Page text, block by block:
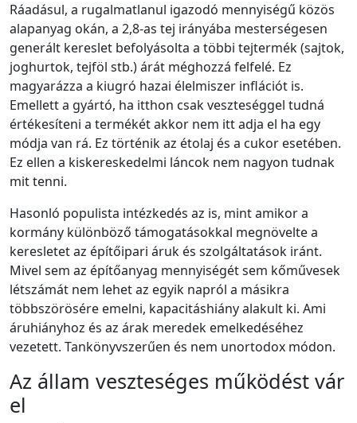
Ráadásul, a rugalmatlanul igazodó mennyiségű közös
alapanyag okán, a 2,8-as tej irányába mesterségesen
generált kereslet befolyásolta a többi tejtermék (sajtok,
joghurtok, tejföl stb.) árát méghozzá felfelé. Ez
magyarázza a kiugró hazai élelmiszer inflációt is.
Emellett a gyártó, ha itthon csak veszteséggel tudná
értékesíteni a termékét akkor nem itt adja el ha egy
módja van rá. Ez történik az étolaj és a cukor esetében.
Ez ellen a kiskereskedelmi láncok nem nagyon tudnak
mit tenni.
Hasonló populista intézkedés az is, mint amikor a
kormány különböző támogatásokkal megnövelte a
keresletet az építőipari áruk és szolgáltatások iránt.
Mivel sem az építőanyag mennyiségét sem kőművesek
létszámát nem lehet az egyik napról a másikra
többszörösére emelni, kapacitáshiány alakult ki. Ami
áruhiányhoz és az árak meredek emelkedéséhez
vezetett. Tankönyvszerűen és nem unortodox módon.
Az állam veszteséges működést vár
el